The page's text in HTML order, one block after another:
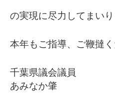
の実現に尽力してまいり
本年もご指導、ご鞭撻
千葉県議会議員
あみなか肇